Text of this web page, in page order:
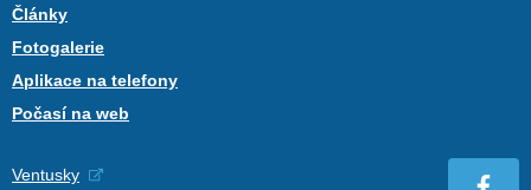
Články
Fotogalerie
Aplikace na telefony
Počasí na web
Ventusky